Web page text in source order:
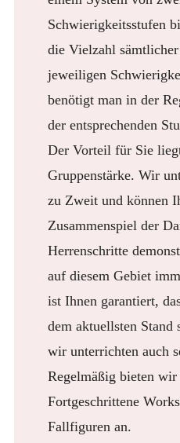
Schwierigkeitsstufen
die Vielzahl
jeweiligen
benötigt man in der
der entsprechenden
Der Vorteil für Sie
Gruppenstärke. Wir
zu Zweit und können
Zusammenspiel der
Herrenschritte
auf diesem Gebiet
ist Ihnen garantiert,
dem aktuellsten Stand
wir unterrichten auch
Regelmäßig bieten
Fortgeschrittene
Fallfiguren an.